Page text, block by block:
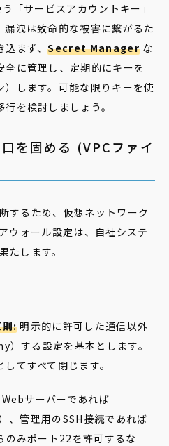
「サービスアカウントキー」
漏洩は致命的な被害に繋がるた
込まず、Secret Managerな
全に管理し、定期的にキーを
します。可能な限りキーを使
を検討しましょう。
を固める (VPCファイ
するため、仮想ネットワーク
ウォール設定は、自社システ
たします。
則: 明示的に許可した通信以外
）する設定を基本とします。
てすべて閉じます。
Webサーバーであれば
、管理用のSSH接続であれば
のみポート22を許可するな